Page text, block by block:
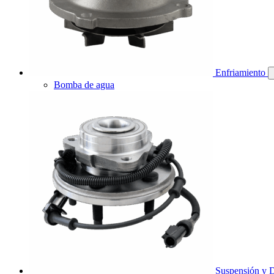
Enfriamiento
Bomba de agua
Suspensión y